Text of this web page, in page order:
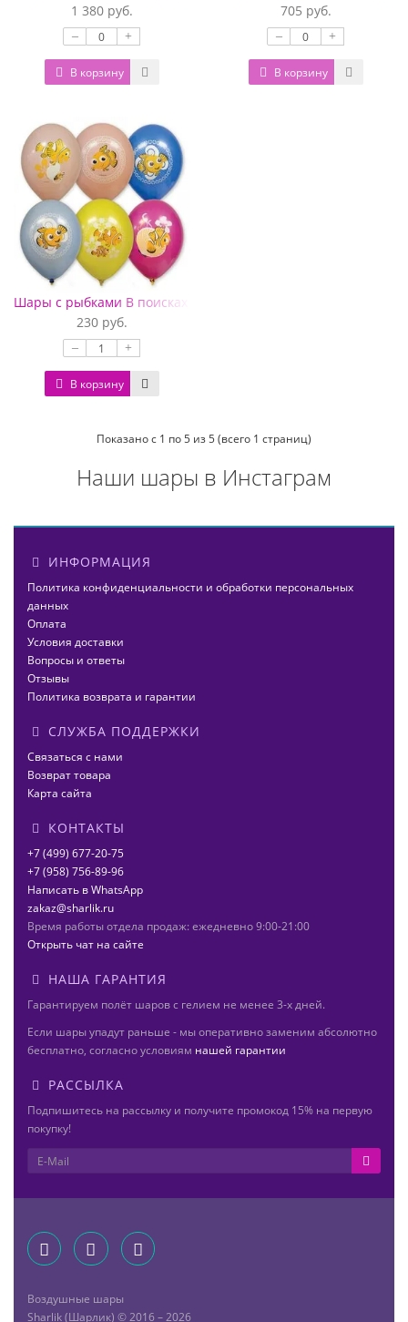
1 380 руб.
– +
В корзину
705 руб.
– +
В корзину
Шары с рыбками В поисках Немо
230 руб.
– +
В корзину
Показано с 1 по 5 из 5 (всего 1 страниц)
Наши шары в Инстаграм
ИНФОРМАЦИЯ
Политика конфиденциальности и обработки персональных
данных
Оплата
Условия доставки
Вопросы и ответы
Отзывы
Политика возврата и гарантии
СЛУЖБА ПОДДЕРЖКИ
Связаться с нами
Возврат товара
Карта сайта
КОНТАКТЫ
+7 (499) 677-20-75
+7 (958) 756-89-96
Написать в WhatsApp
zakaz@sharlik.ru
Время работы отдела продаж: ежедневно 9:00-21:00
Открыть чат на сайте
НАША ГАРАНТИЯ
Гарантируем полёт шаров с гелием не менее 3-х дней.
Если шары упадут раньше - мы оперативно заменим абсолютно
бесплатно, согласно условиям нашей гарантии
РАССЫЛКА
Подпишитесь на рассылку и получите промокод 15% на первую
покупку!
Воздушные шары
Sharlik (Шарлик) © 2016 – 2026